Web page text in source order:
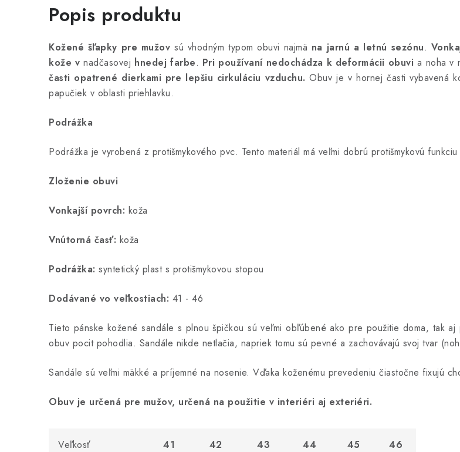
Popis produktu
Kožené šľapky pre mužov sú vhodným typom obuvi najmä na jarnú a letnú sezónu.
kože v nadčasovej hnedej farbe. Pri používaní nedochádza k deformácii obuvi a noha v
časti opatrené dierkami pre lepšiu cirkuláciu vzduchu. Obuv je v hornej časti vybavená
papučiek v oblasti priehlavku.
Podrážka
Podrážka je vyrobená z protišmykového pvc. Tento materiál má veľmi dobrú protišmykovú
Zloženie obuvi
Vonkajší povrch: koža
Vnútorná časť: koža
Podrážka: syntetický plast s protišmykovou stopou
Dodávané vo veľkostiach: 41 - 46
Tieto pánske kožené sandále s plnou špičkou sú veľmi obľúbené ako pre použitie doma, tak
obuv pocit pohodlia. Sandále nikde netlačia, napriek tomu sú pevné a zachovávajú svoj tvar
Sandále sú veľmi mäkké a príjemné na nosenie. Vďaka koženému prevedeniu čiastočne fixujú
Obuv je určená pre mužov, určená na použitie v interiéri aj exteriéri.
Veľkosť 41 42 43 44 45 46